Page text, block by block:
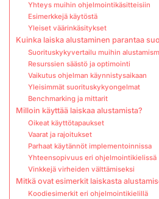
Yhteys muihin ohjelmointikäsitteisiin
Esimerkkejä käytöstä
Yleiset väärinkäsitykset
Kuinka laiska alustaminen parantaa
Suorituskykyvertailu muihin
Resurssien säästö ja optimointi
Vaikutus ohjelman käynnistysaikaan
Yleisimmät suorituskykyongelmat
Benchmarking ja mittarit
Milloin käyttää laiskaa alustamista?
Oikeat käyttötapaukset
Vaarat ja rajoitukset
Parhaat käytännöt implementoinnissa
Yhteensopivuus eri ohjelmointikielissä
Vinkkejä virheiden välttämiseksi
Mitkä ovat esimerkit laiskasta
Koodiesimerkit eri ohjelmointikielillä